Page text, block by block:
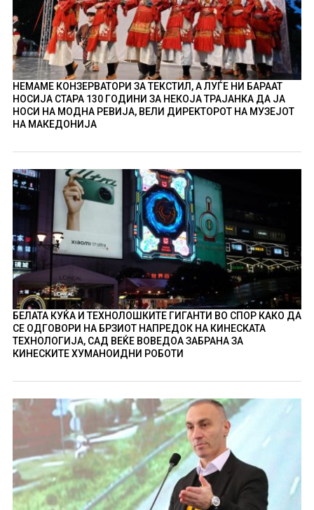
НЕМАМЕ КОНЗЕРВАТОРИ ЗА ТЕКСТИЛ, А ЛУЃЕ НИ БАРААТ
НОСИЈА СТАРА 130 ГОДИНИ ЗА НЕКОЈА ТРАЈАНКА ДА ЈА
НОСИ НА МОДНА РЕВИЈА, ВЕЛИ ДИРЕКТОРОТ НА МУЗЕЈОТ
НА МАКЕДОНИЈА
БЕЛАТА КУЌА И ТЕХНОЛОШКИТЕ ГИГАНТИ ВО СПОР КАКО ДА
СЕ ОДГОВОРИ НА БРЗИОТ НАПРЕДОК НА КИНЕСКАТА
ТЕХНОЛОГИЈА, САД ВЕЌЕ ВОВЕДОА ЗАБРАНА ЗА
КИНЕСКИТЕ ХУМАНОИДНИ РОБОТИ